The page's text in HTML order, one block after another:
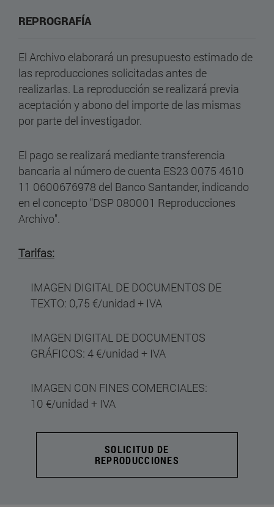
REPROGRAFÍA
El Archivo elaborará un presupuesto estimado de
las reproducciones solicitadas antes de
realizarlas. La reproducción se realizará previa
aceptación y abono del importe de las mismas
por parte del investigador.
El pago se realizará mediante transferencia
bancaria al número de cuenta ES23 0075 4610
11 0600676978 del Banco Santander, indicando
en el concepto "DSP 080001 Reproducciones
Archivo".
Tarifas:
IMAGEN DIGITAL DE DOCUMENTOS DE
TEXTO: 0,75 €/unidad + IVA
IMAGEN DIGITAL DE DOCUMENTOS
GRÁFICOS: 4 €/unidad + IVA
IMAGEN CON FINES COMERCIALES:
10 €/unidad + IVA
SOLICITUD DE
REPRODUCCIONES